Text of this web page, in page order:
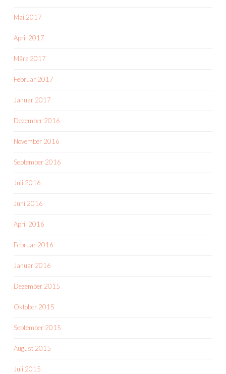
Mai 2017
April 2017
März 2017
Februar 2017
Januar 2017
Dezember 2016
November 2016
September 2016
Juli 2016
Juni 2016
April 2016
Februar 2016
Januar 2016
Dezember 2015
Oktober 2015
September 2015
August 2015
Juli 2015